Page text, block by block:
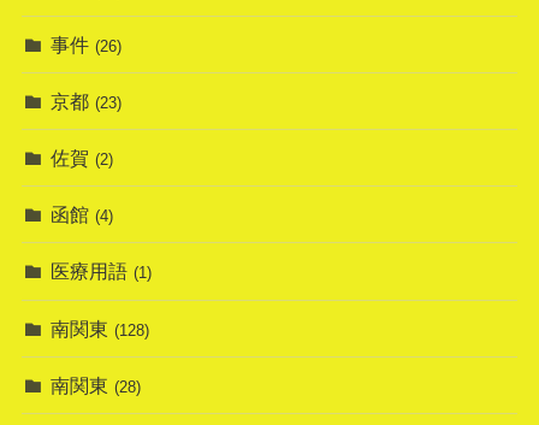
事件 (26)
京都 (23)
佐賀 (2)
函館 (4)
医療用語 (1)
南関東 (128)
南関東 (28)